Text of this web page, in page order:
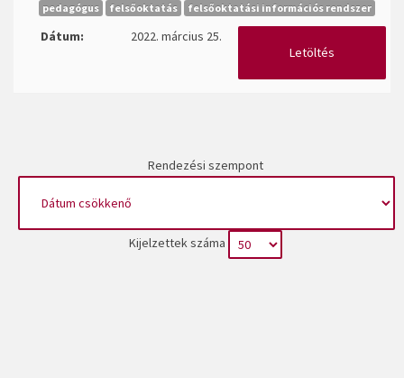
pedagógus
felsőoktatás felsőoktatási információs rendszer
Dátum:
2022. március 25.
Letöltés
Rendezési szempont
Kijelzettek száma